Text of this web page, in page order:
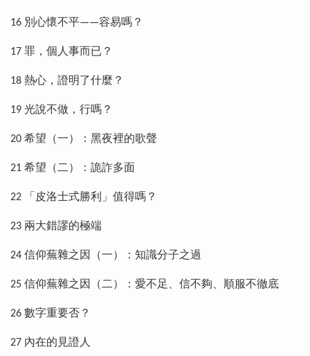
16 別心懷不平——容易嗎？
17 罪，個人事而已？
18 熱心，證明了什麼？
19 光說不做，行嗎？
20 希望（一）：黑夜裡的歌聲
21 希望（二）：詭詐多面
22 「皮洛士式勝利」值得嗎？
23 兩大錯謬的極端
24 信仰蕪雜之因（一）：知識分子之過
25 信仰蕪雜之因（二）：愛不足、信不夠、順服不徹底
26 數字重要否？
27 內在的見證人